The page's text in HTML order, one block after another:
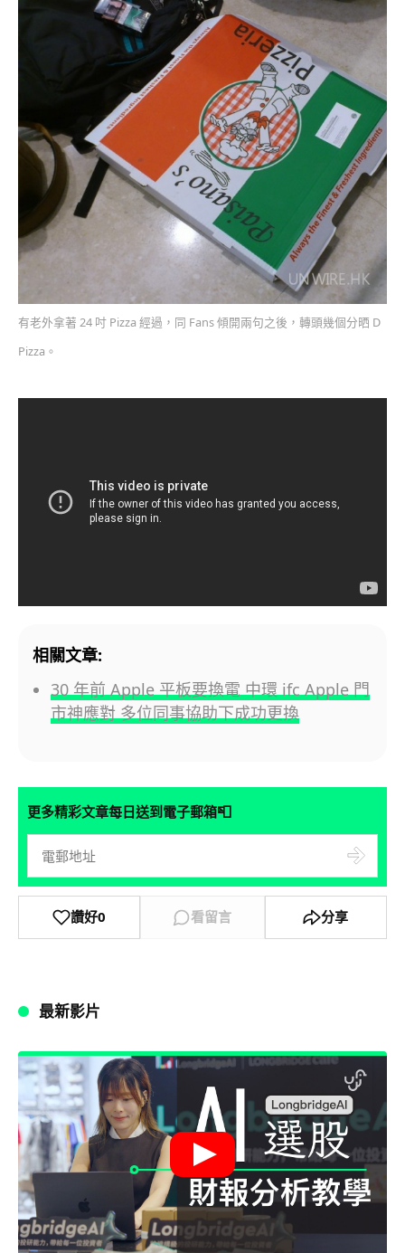
有老外拿著 24 吋 Pizza 經過，同 Fans 傾開兩句之後，轉頭幾個分晒 D
Pizza。
相關文章:
30 年前 Apple 平板要換電 中環 ifc Apple 門
市神應對 多位同事協助下成功更換
更多精彩文章每日送到電子郵箱📮
讚好0 看留言 分享
最新影片